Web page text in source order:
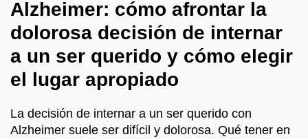
Alzheimer: cómo afrontar la
dolorosa decisión de internar
a un ser querido y cómo elegir
el lugar apropiado
La decisión de internar a un ser querido con
Alzheimer suele ser difícil y dolorosa. Qué tener en